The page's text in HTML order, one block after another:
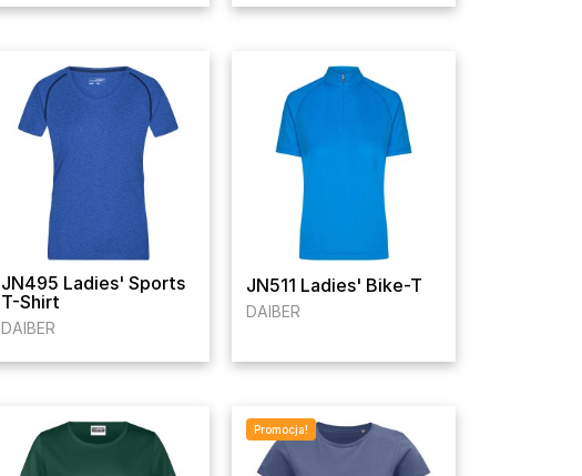
JN495 Ladies' Sports
T-Shirt
DAIBER
JN511 Ladies' Bike-T
DAIBER
Promocja!